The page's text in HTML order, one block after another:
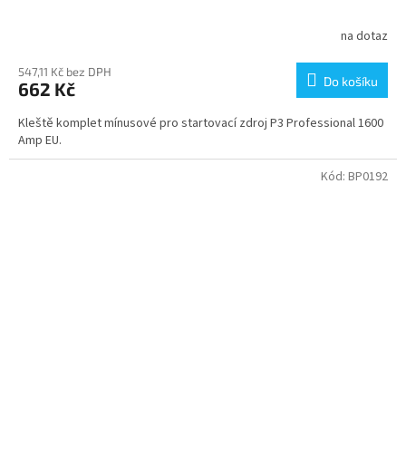
na dotaz
547,11 Kč bez DPH
662 Kč Do košíku
Kleště komplet mínusové pro startovací zdroj P3 Professional 1600
Amp EU.
Kód: BP0192